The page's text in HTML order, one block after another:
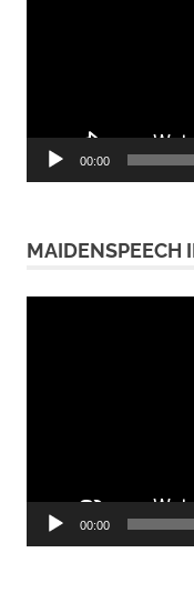
00:00
MAIDENSPEECH
00:00